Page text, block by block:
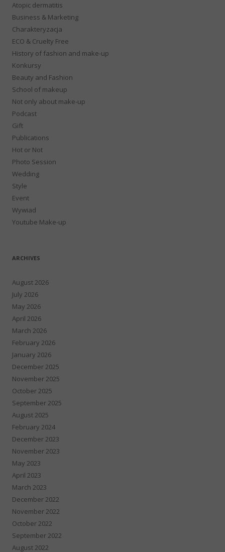
Atopic dermatitis
Business & Marketing
Charakteryzacja
ECO & Cruelty Free
History of fashion and make-up
Konkursy
Beauty and Fashion
School of makeup
Not only about make-up
Podcast
Gift
Publications
Hot or Not
Photo Session
Wedding
Style
Event
Wywiad
Youtube Make-up
ARCHIVES
August 2026
July 2026
May 2026
April 2026
March 2026
February 2026
January 2026
December 2025
November 2025
October 2025
September 2025
August 2025
February 2024
December 2023
November 2023
May 2023
April 2023
March 2023
December 2022
November 2022
October 2022
September 2022
August 2022